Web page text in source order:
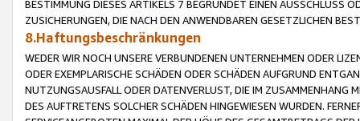
BESTIMMUNG DIESES ARTIKELS 7 BEGRÜNDET EINEN AUSSCHLUSS
ZUSICHERUNGEN, DIE NACH DEN ANWENDBAREN GESETZLICHEN
8.Haftungsbeschränkungen
WEDER WIR NOCH UNSERE VERBUNDENEN UNTERNEHMEN ODER
ODER EXEMPLARISCHE SCHÄDEN ODER SCHÄDEN AUFGRUND
NUTZUNGSAUSFALL ODER DATENVERLUST, DIE IM ZUSAMMENHANG
DES AUFTRETENS SOLCHER SCHÄDEN HINGEWIESEN WURDEN.